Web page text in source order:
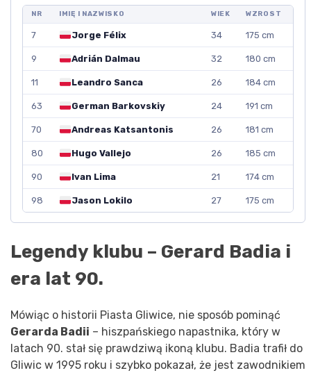
NR IMIĘ I NAZWISKO WIEK WZROST
7 Jorge Félix 34 175 cm
9 Adrián Dalmau 32 180 cm
11 Leandro Sanca 26 184 cm
63 German Barkovskiy 24 191 cm
70 Andreas Katsantonis 26 181 cm
80 Hugo Vallejo 26 185 cm
90 Ivan Lima 21 174 cm
98 Jason Lokilo 27 175 cm
Legendy klubu – Gerard Badia i
era lat 90.
Mówiąc o historii Piasta Gliwice, nie sposób pominąć
Gerarda Badii – hiszpańskiego napastnika, który w
latach 90. stał się prawdziwą ikoną klubu. Badia trafił do
Gliwic w 1995 roku i szybko pokazał, że jest zawodnikiem